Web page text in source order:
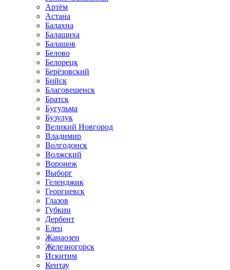
Артём
Астана
Балахна
Балашиха
Балашов
Белово
Белорецк
Берёзовский
Бийск
Благовещенск
Братск
Бугульма
Бузулук
Великий Новгород
Владимир
Волгодонск
Волжский
Воронеж
Выборг
Геленджик
Георгиевск
Глазов
Губкин
Дербент
Елец
Жанаозен
Железногорск
Искитим
Кентау